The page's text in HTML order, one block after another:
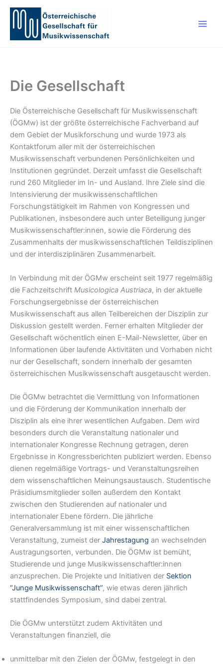
Zum
springen
Die Gesellschaft
Die Österreichische Gesellschaft für Musikwissenschaft
(ÖGMw) ist der größte österreichische Fachverband auf
dem Gebiet der Musikforschung und wurde 1973 als
Kontaktforum aller mit der österreichischen
Musikwissenschaft verbundenen Persönlichkeiten und
Institutionen gegründet. Derzeit umfasst die Gesellschaft
rund 260 Mitglieder im In- und Ausland. Ihre Ziele sind die
Intensivierung der musikwissenschaftlichen
Forschungstätigkeit im Rahmen von Kongressen und
Publikationen, insbesondere auch unter Beteiligung junger
Musikwissenschaftler:innen, sowie die Förderung des
Zusammenhalts der musikwissenschaftlichen Teildisziplinen
und der interdisziplinären Zusammenarbeit.
In Verbindung mit der ÖGMw erscheint seit 1977 regelmäßig
die Fachzeitschrift Musicologica Austriaca, in der aktuelle
Forschungsergebnisse der österreichischen
Musikwissenschaft aus allen Teilbereichen der Disziplin zur
Diskussion gestellt werden. Ferner erhalten Mitglieder der
Gesellschaft wöchentlich einen E-Mail-Newsletter, über en
Informationen über laufende Aktivitäten und Vorhaben nicht
nur der Gesellschaft, sondern innerhalb der gesamten
österreichischen Musikwissenschaft ausgetauscht werden.
Die ÖGMw betrachtet die Vermittlung von Informationen
und die Förderung der Kommunikation innerhalb der
Disziplin als eine ihrer wesentlichen Aufgaben. Dem wird
besonders durch die Veranstaltung nationaler und
internationaler Kongresse Rechnung getragen, deren
Ergebnisse in Kongressberichten publiziert werden. Ebenso
dienen regelmäßige Vortrags- und Veranstaltungsreihen
dem wissenschaftlichen Meinungsaustausch. Studentische
Präsidiumsmitglieder sollen außerdem den Kontakt
zwischen den Studierenden auf nationaler und
internationaler Ebene fördern. Die jährliche
Generalversammlung ist mit einer wissenschaftlichen
Veranstaltung, zumeist der Jahrestagung an wechselnden
Austragungsorten, verbunden. Die ÖGMw ist bemüht,
Studierende und junge Musikwissenschaftler:innen
anzusprechen. Die Projekte und Initiativen der Sektion
“Junge Musikwissenschaft”, wie etwas deren jährlich
stattfindendes Symposium, sind dabei zentral.
Die ÖGMw unterstützt zudem Aktivitäten und
Veranstaltungen finanziell, die
unmittelbar mit den Zielen der ÖGMw, festgelegt in den